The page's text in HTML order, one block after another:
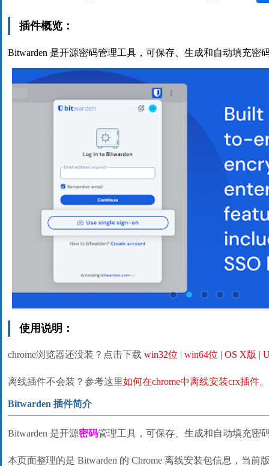
插件概览：
Bitwarden 是开源密码管理工具，可保存、生成和自动填充密
使用说明：
chrome浏览器还没装？点击下载 win32位 | win64位 | OS X版 |
离线插件不会装？参考这里如何在chrome中离线安装crx插件。
Bitwarden 插件简介
Bitwarden 是开源密码管理工具，可保存、生成和自动填充密
本页面整理的是 Bitwarden 的 Chrome 离线安装包信息，当前